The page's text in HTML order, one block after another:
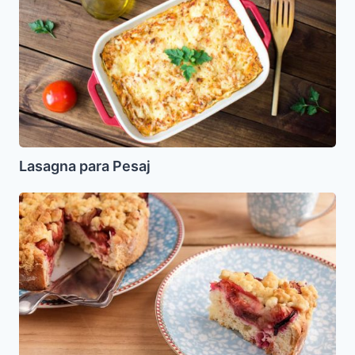
Pesaj
Lasagna para Pesaj
Streuselkuchen
con
Ciruela